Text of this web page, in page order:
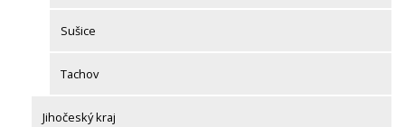
Sušice
Tachov
Jihočeský kraj